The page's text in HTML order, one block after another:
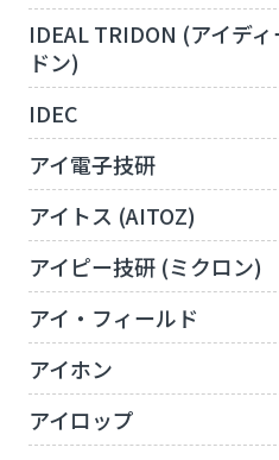
IDEAL TRIDON (アイデ
ドン)
IDEC
アイ電子技研
アイトス (AITOZ)
アイピー技研 (ミクロン)
アイ・フィールド
アイホン
アイロップ